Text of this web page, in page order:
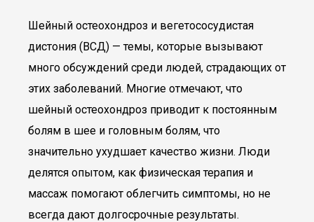
Шейный остеохондроз и вегетососудистая
дистония (ВСД) — темы, которые вызывают
много обсуждений среди людей, страдающих от
этих заболеваний. Многие отмечают, что
шейный остеохондроз приводит к постоянным
болям в шее и головным болям, что
значительно ухудшает качество жизни. Люди
делятся опытом, как физическая терапия и
массаж помогают облегчить симптомы, но не
всегда дают долгосрочные результаты.